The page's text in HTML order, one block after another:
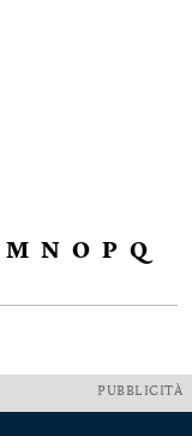
M N O P Q
PUBBLICITÀ